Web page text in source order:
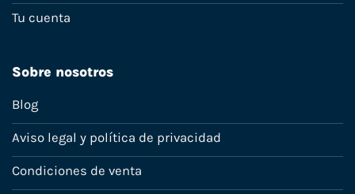
Tu cuenta
Sobre nosotros
Blog
Aviso legal y política de privacidad
Condiciones de venta